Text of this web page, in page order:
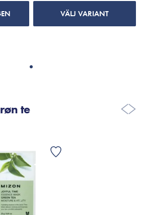
VÄLJ VARIANT
te